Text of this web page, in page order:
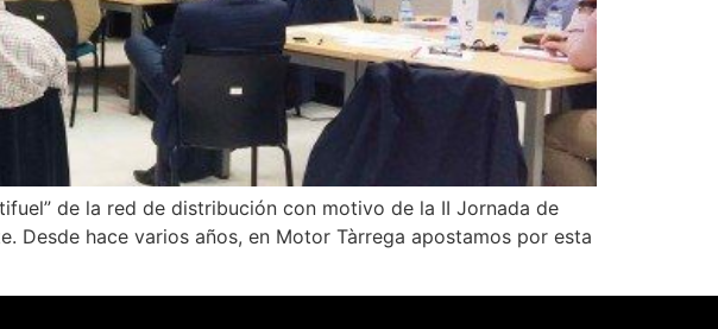
de la red de distribución con motivo de la II Jornada de
hace varios años, en Motor Tàrrega apostamos por esta